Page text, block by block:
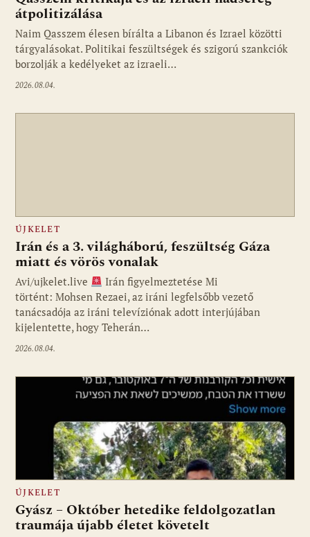
átpolitizálása
Naim Qasszem élesen bírálta a Libanon és Izrael közötti
tárgyalásokat. Politikai feszültségek és szigorú szankciók
borzolják a kedélyeket az izraeli…
2026.08.04.
ÚJKELET
Irán és a 3. világháború, feszültség Gáza
miatt és vörös vonalak
Avi/ujkelet.live
Irán figyelmeztetése Mi
történt: Mohsen Rezaei, az iráni legfelsőbb vezető
tanácsadója az iráni televíziónak adott interjújában
kijelentette, hogy Teherán…
2026.08.04.
ÚJKELET
Gyász – Október hetedike feldolgozatlan
traumája újabb életet követelt